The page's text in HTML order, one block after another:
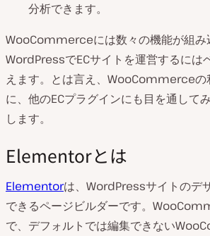
分析できます。
WooCommerceには数々の機能が組み
WordPressでECサイトを運営するには
えます。とは言え、WooCommerceの
に、他のECプラグインにも目を通して
します。
Elementorとは
Elementorは、WordPressサイトのデ
できるページビルダーです。
で、デフォルトでは編集できない